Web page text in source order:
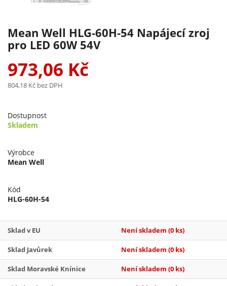
Mean Well HLG-60H-54 Napájecí zroj
pro LED 60W 54V
973,06 Kč
804,18 Kč bez DPH
Dostupnost
Skladem
Výrobce
Mean Well
Kód
HLG-60H-54
Sklad v EU Není skladem (0 ks)
Sklad Javůrek Není skladem (0 ks)
Sklad Moravské Knínice Není skladem (0 ks)